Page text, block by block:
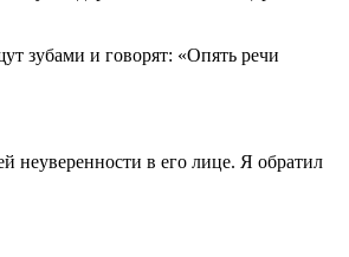
зубами и говорят: «Опять речи
неуверенности в его лице. Я обратил